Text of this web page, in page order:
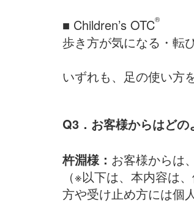
■ Children’s OTC®
歩き方が気になる・転
いずれも、足の使い方
Q3．お客様からはど
杵淵様： お客様からは
（※以下は、本内容は
方や受け止め方には個